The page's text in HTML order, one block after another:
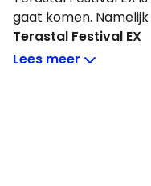
gaat komen.
Terastal Festival EX
Betreed een wereld
Lees meer